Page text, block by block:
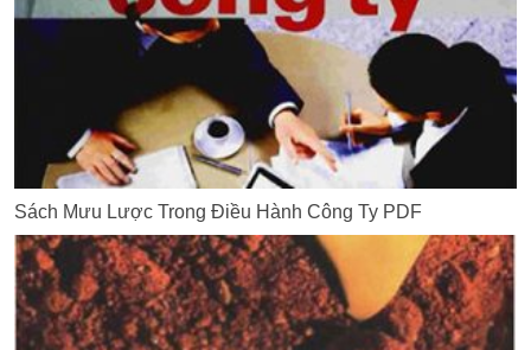
Sách Mưu Lược Trong Điều Hành Công Ty PDF